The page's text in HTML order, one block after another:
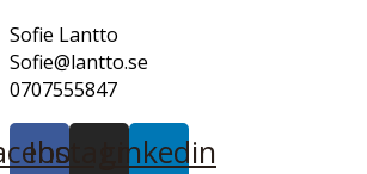
Sofie Lantto
Sofie@lantto.se
0707555847
InstagramLinkedin